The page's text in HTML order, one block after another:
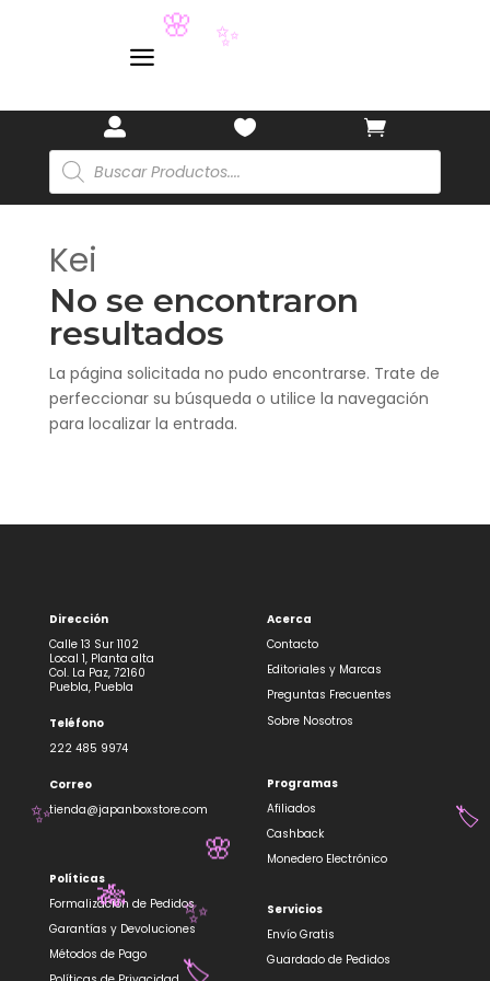
a
 

Búsqueda
de
productos
Kei
No se encontraron
resultados
La página solicitada no pudo encontrarse. Trate de
perfeccionar su búsqueda o utilice la navegación
para localizar la entrada.
Dirección
Calle 13 Sur 1102
Local 1, Planta alta
Col. La Paz, 72160
Puebla, Puebla
Teléfono
222 485 9974
Correo
tienda@japanboxstore.com
Políticas
Formalización de Pedidos
Garantías y Devoluciones
Métodos de Pago
Acerca
Contacto
Editoriales y Marcas
Preguntas Frecuentes
Sobre Nosotros
Programas
Afiliados
Cashback
Monedero Electrónico
Servicios
Envío Gratis
Guardado de Pedidos
🌸
🌸
🏷️
✨
✨
✨
🎋